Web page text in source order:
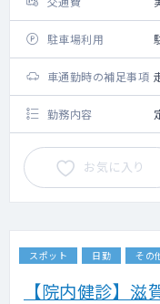
駐車場利用
車通勤時の補足事項
勤務内容
お気に入り
スポット 日勤 その
【院内健診】滋